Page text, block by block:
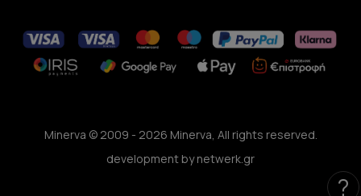
Minerva © 2009 - 2026 Minerva, All rights reserved.
development bynetwerk.gr
?